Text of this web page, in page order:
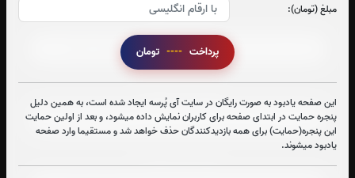
مبلغ (تومان):
پرداخت ----
این صفحه یادبود به صورت رایگان در سایت آی پُرسه ایجاد شده است، به همین دلیل
پنجره حمایت در ابتدای صفحه برای کاربران نمایش داده میشود، و بعد از اولین حمایت
این پنجره(حمایت) برای همه بازدیدکنندگان حذف خواهد شد و مستقیما وارد صفحه
یادبود میشوند.
صوت جزء شماره 1